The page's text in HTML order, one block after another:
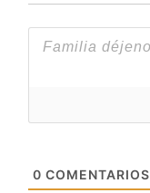
0 COMENTARIOS